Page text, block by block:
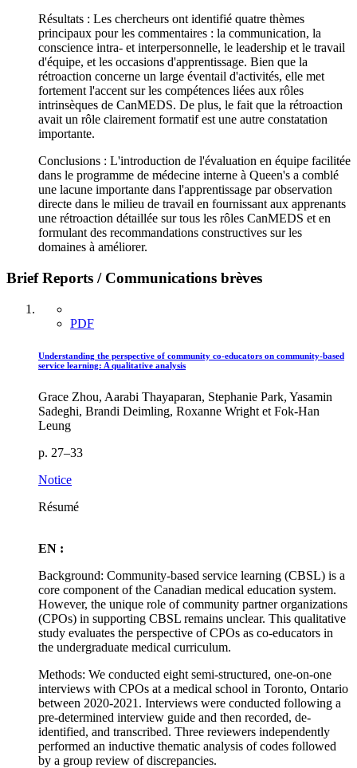
Résultats : Les chercheurs ont identifié quatre thèmes
principaux pour les commentaires : la communication, la
conscience intra- et interpersonnelle, le leadership et le travail
d'équipe, et les occasions d'apprentissage. Bien que la
rétroaction concerne un large éventail d'activités, elle met
fortement l'accent sur les compétences liées aux rôles
intrinsèques de CanMEDS. De plus, le fait que la rétroaction
avait un rôle clairement formatif est une autre constatation
importante.
Conclusions : L'introduction de l'évaluation en équipe facilitée
dans le programme de médecine interne à Queen's a comblé
une lacune importante dans l'apprentissage par observation
directe dans le milieu de travail en fournissant aux apprenants
une rétroaction détaillée sur tous les rôles CanMEDS et en
formulant des recommandations constructives sur les
domaines à améliorer.
Brief Reports / Communications brèves
PDF
Understanding the perspective of community co-educators on community-based
service learning: A qualitative analysis
Grace Zhou, Aarabi Thayaparan, Stephanie Park, Yasamin
Sadeghi, Brandi Deimling, Roxanne Wright et Fok-Han
Leung
p. 27–33
Notice
Résumé
EN :
Background: Community-based service learning (CBSL) is a
core component of the Canadian medical education system.
However, the unique role of community partner organizations
(CPOs) in supporting CBSL remains unclear. This qualitative
study evaluates the perspective of CPOs as co-educators in
the undergraduate medical curriculum.
Methods: We conducted eight semi-structured, one-on-one
interviews with CPOs at a medical school in Toronto, Ontario
between 2020-2021. Interviews were conducted following a
pre-determined interview guide and then recorded, de-
identified, and transcribed. Three reviewers independently
performed an inductive thematic analysis of codes followed
by a group review of discrepancies.